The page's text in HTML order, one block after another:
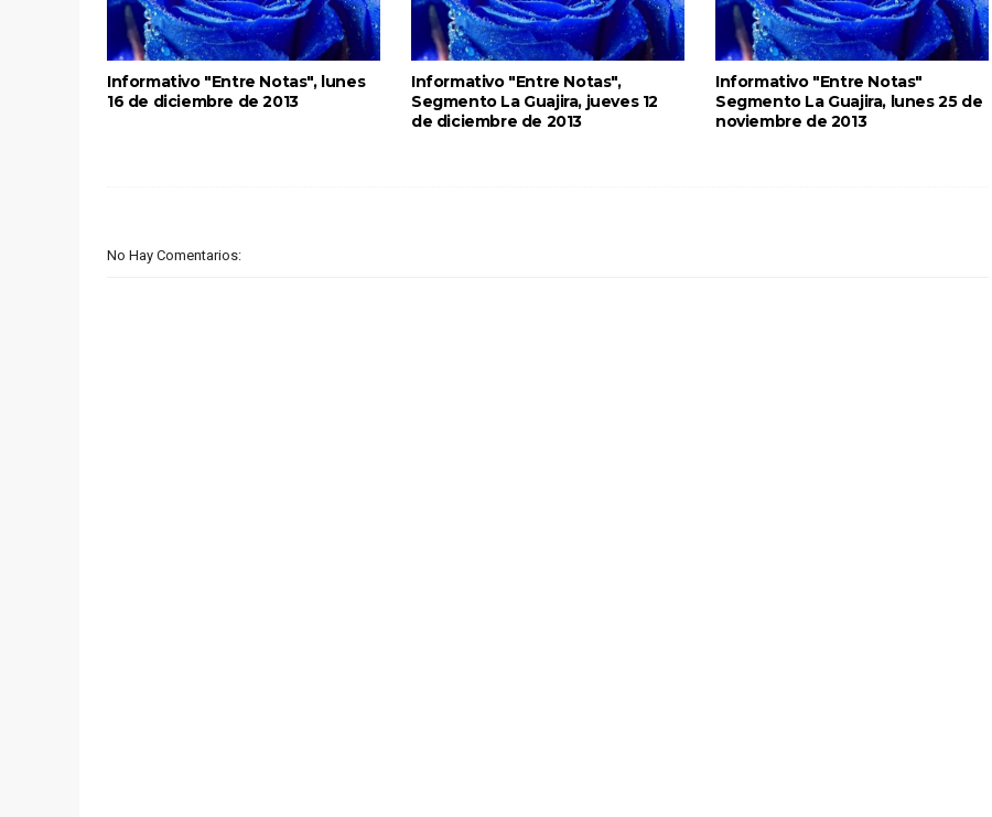
Informativo "Entre Notas", lunes
16 de diciembre de 2013
Informativo "Entre Notas",
Segmento La Guajira, jueves 12
de diciembre de 2013
Informativo "Entre Notas"
Segmento La Guajira, lunes 25 de
noviembre de 2013
No Hay Comentarios: